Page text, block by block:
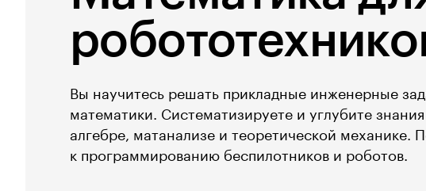
Вы научитесь решать прикладные инженерные
математики. Систематизируете и углубите
алгебре, матанализе и теоретической механике.
к программированию беспилотников и роботов.